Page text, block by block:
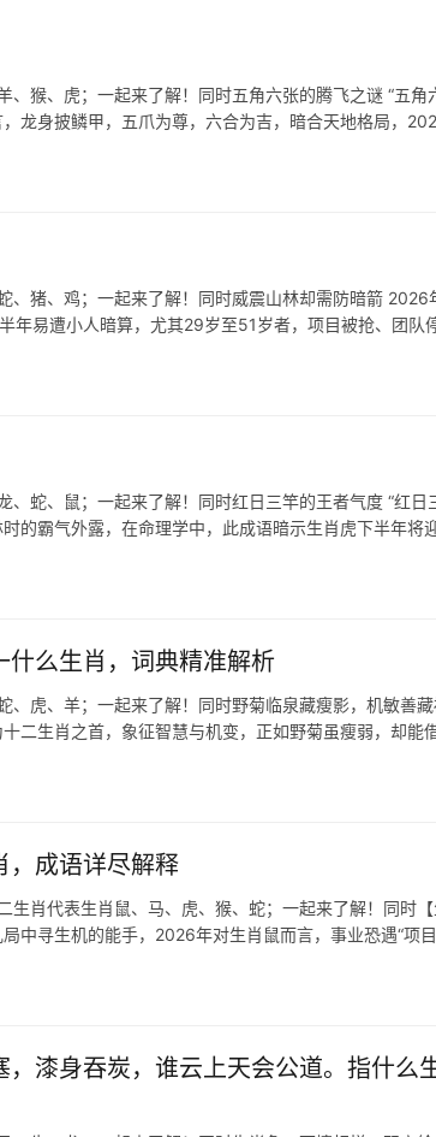
猴、虎；一起来了解！同时五角六张的腾飞之谜 “五角
龙身披鳞甲，五爪为尊，六合为吉，暗合天地格局，
、猪、鸡；一起来了解！同时威震山林却需防暗箭 2026
年易遭小人暗算，尤其29岁至51岁者，项目被抢、团队
蛇、鼠；一起来了解！同时红日三竿的王者气度 “红日
的霸气外露，在命理学中，此成语暗示生肖虎下半年将
么生肖，词典精准解析
虎、羊；一起来了解！同时野菊临泉藏瘦影，机敏善藏
二生肖之首，象征智慧与机变，正如野菊虽瘦弱，却能
，成语详尽解释
肖代表生肖鼠、马、虎、猴、蛇；一起来了解！同时【
中寻生机的能手，2026年对生肖鼠而言，事业恐遇“项
漆身吞炭，谁云上天会公道。指什么